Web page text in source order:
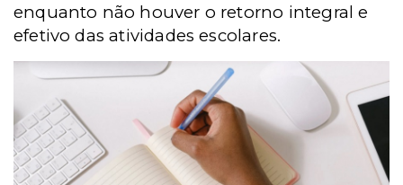
enquanto não houver o retorno integral e
efetivo das atividades escolares.